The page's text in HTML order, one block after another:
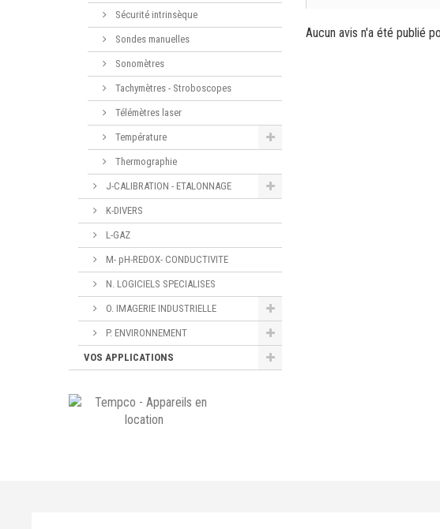
Sécurité intrinsèque
Sondes manuelles
Sonomètres
Tachymètres - Stroboscopes
Télémètres laser
Température
Thermographie
J-CALIBRATION - ETALONNAGE
K-DIVERS
L-GAZ
M- pH-REDOX- CONDUCTIVITE
N. LOGICIELS SPECIALISES
O. IMAGERIE INDUSTRIELLE
P. ENVIRONNEMENT
VOS APPLICATIONS
Aucun avis n'a été publié